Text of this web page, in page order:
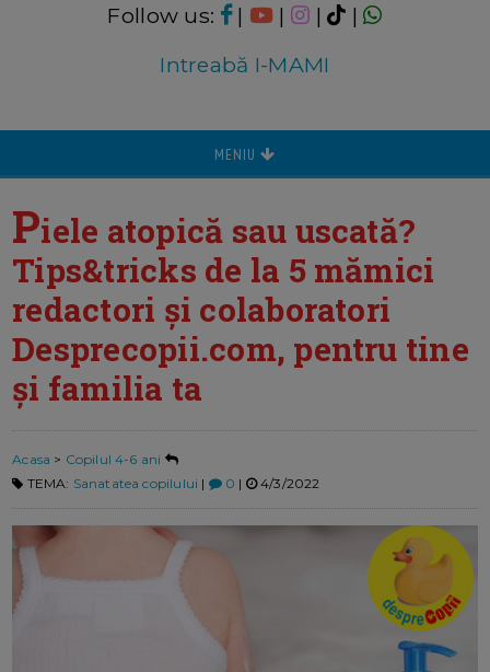
Follow us: | | |
|
Intreabă I-MAMI
MENIU
Piele atopică sau uscată?
Tips&tricks de la 5 mămici
redactori și colaboratori
Desprecopii.com, pentru tine
și familia ta
Acasa > Copilul 4-6 ani
TEMA: Sanatatea copilului | 0 | 4/3/2022